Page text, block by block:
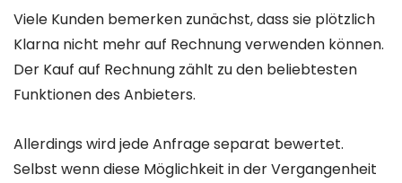
Viele Kunden bemerken zunächst, dass sie plötzlich
Klarna nicht mehr auf Rechnung verwenden können.
Der Kauf auf Rechnung zählt zu den beliebtesten
Funktionen des Anbieters.
Allerdings wird jede Anfrage separat bewertet.
Selbst wenn diese Möglichkeit in der Vergangenheit